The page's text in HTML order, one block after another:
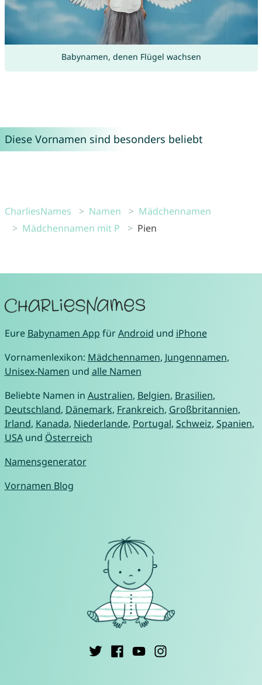
Babynamen, denen Flügel wachsen
Diese Vornamen sind besonders beliebt
CharliesNames Namen
Mädchennamen
Mädchennamen mit P
Pien
Eure Babynamen App fürAndroid und iPhone
Vornamenlexikon: Mädchennamen, Jungennamen,
Unisex-Namen und alle Namen
Beliebte Namen in Australien, Belgien, Brasilien,
Deutschland, Dänemark, Frankreich, Großbritannien,
Irland, Kanada, Niederlande, Portugal, Schweiz, Spanien,
USAund Österreich
Namensgenerator
Vornamen Blog